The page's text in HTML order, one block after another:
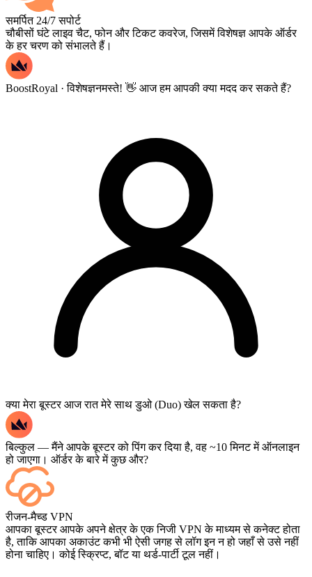
समर्पित 24/7 सपोर्ट
चौबीसों घंटे लाइव चैट, फोन और टिकट कवरेज, जिसमें विशेषज्ञ आपके ऑर्डर
के हर चरण को संभालते हैं।
BoostRoyal · विशेषज्ञनमस्ते! 👋 आज हम आपकी क्या मदद कर सकते हैं?
क्या मेरा बूस्टर आज रात मेरे साथ डुओ (Duo) खेल सकता है?
बिल्कुल — मैंने आपके बूस्टर को पिंग कर दिया है, वह ~10 मिनट में ऑनलाइन
हो जाएगा। ऑर्डर के बारे में कुछ और?
हाँ — हर मैच खत्म होते ही आपके डैशबोर्ड पर दिखाई देता है, और यदि आप गेम
को लाइव देखना चाहते हैं, तो चेकआउट के समय Streaming जोड़ें।
रीजन-मैच्ड VPN
आपका बूस्टर आपके अपने क्षेत्र के एक निजी VPN के माध्यम से कनेक्ट होता
है, ताकि आपका अकाउंट कभी भी ऐसी जगह से लॉग इन न हो जहाँ से उसे नहीं
होना चाहिए। कोई स्क्रिप्ट, बॉट या थर्ड-पार्टी टूल नहीं।